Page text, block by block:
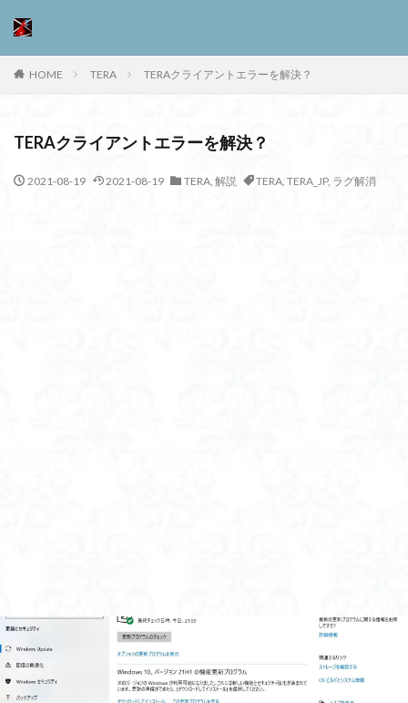
HOME TERA TERAクライアントエラーを解決？
TERAクライアントエラーを解決？
2021-08-19 2021-08-19 TERA, 解説 TERA, TERA_JP, ラグ解消